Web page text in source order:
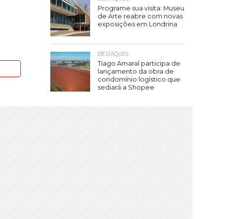
Programe sua visita: Museu
de Arte reabre com novas
exposições em Londrina
DESTAQUES
Tiago Amaral participa de
lançamento da obra de
condomínio logístico que
sediará a Shopee